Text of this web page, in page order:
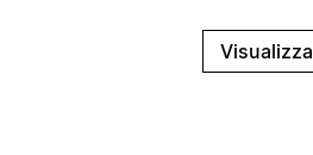
Visualizza